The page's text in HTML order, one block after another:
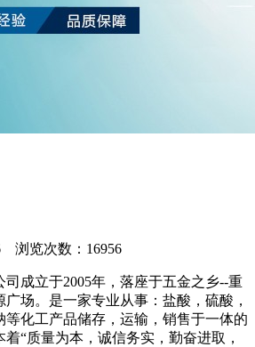
浏览次数：16956
成立于2005年，落座于五金之乡--重
场。是一家专业从事：盐酸，硫酸，
等化工产品储存，运输，销售于一体的
“质量为本，诚信务实，勤奋进取，